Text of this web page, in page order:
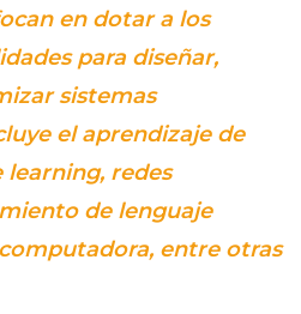
en dotar a los
para diseñar,
sistemas
el aprendizaje de
learning, redes
de lenguaje
entre otras